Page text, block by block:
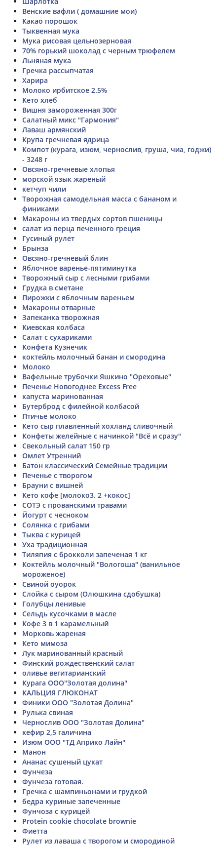
Венские вафли ( домашние мои)
Какао порошок
Тыквенная мука
Мука рисовая цельнозерновая
70% горький шоколад с черным трюфелем
Льняная мука
Гречка рассыпчатая
Харира
Молоко ирбитское 2.5%
Кето хлеб
Вишня замороженная 300г
Салатный микс "Гармония"
Лаваш армянский
Крупа гречневая ядрица
Компот (курага, изюм, чернослив, груша, чиа, годжи)
- 3248 г
Овсяно-гречневые хлопья
морской язык жареный
кетчуп чили
Творожная самодельная масса с бананом и
финиками
Макароны из твердых сортов пшеницы
салат из перца печенного греция
Гусиный рулет
Брынза
Овсяно-гречневый блин
Яблочное варенье-пятиминутка
Творожный сыр с лесными грибами
Грудка в сметане
Пирожки с яблочным вареньем
Макароны отварные
Запеканка творожная
Киевская колбаса
Салат с сухариками
Конфета Кузнечик
коктейль молочный банан и смородина
Молоко
Вафельные трубочки Яшкино "Ореховые"
Печенье Новогоднее Excess Free
капуста маринованная
Бутерброд с филейной колбасой
Птичье молоко
Кето сыр плавленный хохланд сливочный
Конфеты желейные с начинкой "Всё и сразу"
Свекольный салат 150 гр
Омлет Утренний
Батон классический Семейные традиции
Печенье с творогом
Брауни с вишней
Кето кофе [молоко3. 2 +кокос]
СОТЭ с прованскими травами
Йогурт с чесноком
Солянка с грибами
Тыква с курицей
Уха традиционная
Тиляпия с брокколи запеченая 1 кг
Коктейль молочный "Вологоша" (ванильное
мороженое)
Свиной оуорок
Слойка с сыром (Олюшкина сдобушка)
Голубцы ленивые
Сельдь кусочками в масле
Кофе 3 в 1 карамельный
Морковь жареная
Кето мимоза
Лук маринованный красный
Финский рождественский салат
оливье вегитарианский
Курага ООО"Золотая долина"
КАЛЬЦИЯ ГЛЮКОНАТ
Финики ООО "Золотая Долина"
Рулька свиная
Чернослив ООО "Золотая Долина"
кефир 2,5 галичина
Изюм ООО "ТД Априко Лайн"
Манон
Ананас сушеный цукат
Фунчеза
Фунчеза готовая.
Гречка с шампиньонами и грудкой
бедра куриные запеченные
Фунчоза с курицей
Protein cookie chocolate brownie
Фиетта
Рулет из лаваша с творогом и смородиной